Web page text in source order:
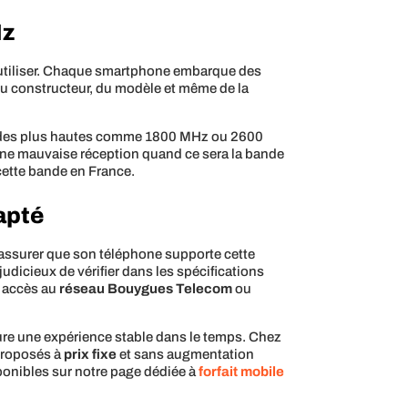
Chaque smartphone embarque des
du modèle et même de la
plus hautes comme 1800 MHz ou 2600
mauvaise réception quand ce sera la bande
bande en France.
que son téléphone supporte cette
de vérifier dans les spécifications
au réseau Bouygues Telecomou
une expérience stable dans le temps. Chez
à prix fixeet sans augmentation
sur notre page dédiée àforfait mobile